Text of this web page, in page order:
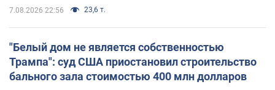
7.08.2026 22:56 23,6 т.
"Белый дом не является собственностью
Трампа": суд США приостановил строительство
бального зала стоимостью 400 млн долларов